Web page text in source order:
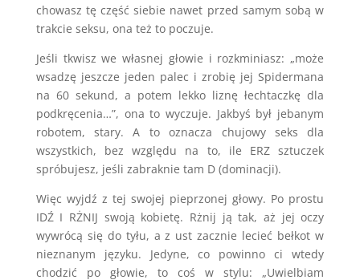
chowasz tę część siebie nawet przed samym sobą w
trakcie seksu, ona też to poczuje.
Jeśli tkwisz we własnej głowie i rozkminiasz: „może
wsadzę jeszcze jeden palec i zrobię jej Spidermana
na 60 sekund, a potem lekko liznę łechtaczkę dla
podkręcenia…”, ona to wyczuje. Jakbyś był jebanym
robotem, stary. A to oznacza chujowy seks dla
wszystkich, bez względu na to, ile ERZ sztuczek
spróbujesz, jeśli zabraknie tam D (dominacji).
Więc wyjdź z tej swojej pieprzonej głowy. Po prostu
IDŹ I RŻNIJ swoją kobietę. Rżnij ją tak, aż jej oczy
wywrócą się do tyłu, a z ust zacznie lecieć bełkot w
nieznanym języku. Jedyne, co powinno ci wtedy
chodzić po głowie, to coś w stylu: „Uwielbiam